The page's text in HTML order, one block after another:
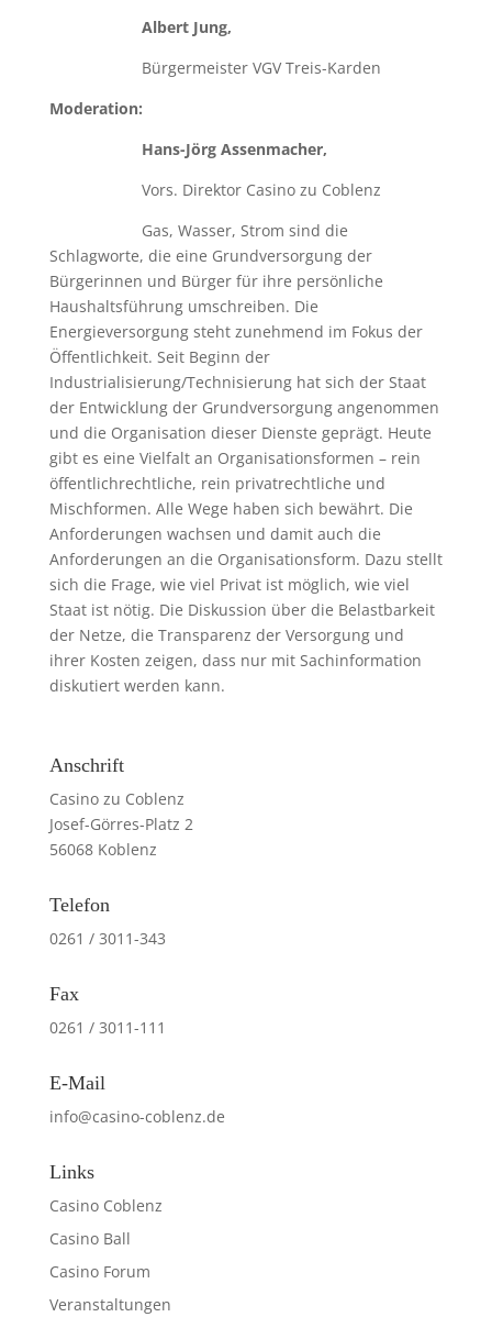
Albert Jung,
Bürgermeister VGV Treis-Karden
Moderation:
Hans-Jörg Assenmacher,
Vors. Direktor Casino zu Coblenz
Gas, Wasser, Strom sind die
Schlagworte, die eine Grundversorgung der
Bürgerinnen und Bürger für ihre persönliche
Haushaltsführung umschreiben. Die
Energieversorgung steht zunehmend im Fokus der
Öffentlichkeit. Seit Beginn der
Industrialisierung/Technisierung hat sich der Staat
der Entwicklung der Grundversorgung angenommen
und die Organisation dieser Dienste geprägt. Heute
gibt es eine Vielfalt an Organisationsformen – rein
öffentlichrechtliche, rein privatrechtliche und
Mischformen. Alle Wege haben sich bewährt. Die
Anforderungen wachsen und damit auch die
Anforderungen an die Organisationsform. Dazu stellt
sich die Frage, wie viel Privat ist möglich, wie viel
Staat ist nötig. Die Diskussion über die Belastbarkeit
der Netze, die Transparenz der Versorgung und
ihrer Kosten zeigen, dass nur mit Sachinformation
diskutiert werden kann.
Anschrift
Casino zu Coblenz
Josef-Görres-Platz 2
56068 Koblenz
Telefon
0261 / 3011-343
Fax
0261 / 3011-111
E-Mail
info@casino-coblenz.de
Links
Casino Coblenz
Casino Ball
Casino Forum
Veranstaltungen